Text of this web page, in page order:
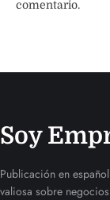
comentario.
Soy
Publicación en
valiosa sobre